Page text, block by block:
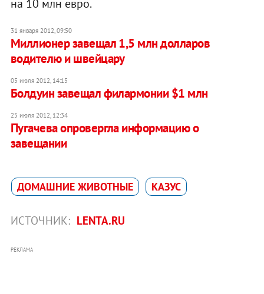
на 10 млн евро.
31 января 2012, 09:50
Миллионер завещал 1,5 млн долларов
водителю и швейцару
05 июля 2012, 14:15
Болдуин завещал филармонии $1 млн
25 июля 2012, 12:34
Пугачева опровергла информацию о
завещании
ДОМАШНИЕ ЖИВОТНЫЕ КАЗУС
ИСТОЧНИК: LENTA.RU
РЕКЛАМА